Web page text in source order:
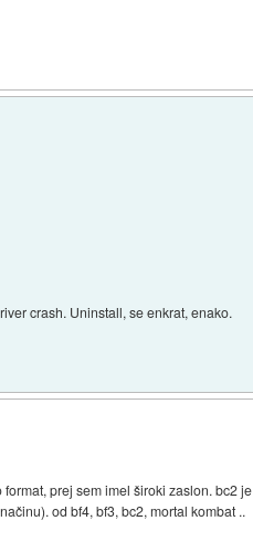
crash. Uninstall, se enkrat, enako.
prej sem imel široki zaslon. bc2 je
od bf4, bf3, bc2, mortal kombat ..